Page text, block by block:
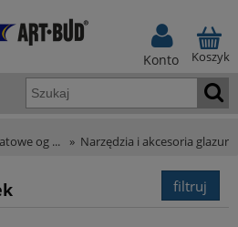
Koszyk
Konto
og ... » Narzędzia i akcesoria
filtruj